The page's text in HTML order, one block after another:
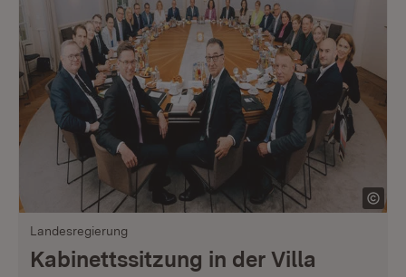
Landesregierung
Kabinettssitzung in der Villa